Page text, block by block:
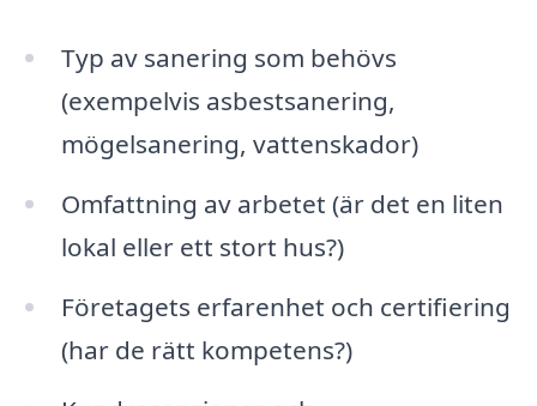
Typ av sanering som behövs
(exempelvis asbestsanering,
mögelsanering, vattenskador)
Omfattning av arbetet (är det en liten
lokal eller ett stort hus?)
Företagets erfarenhet och certifiering
(har de rätt kompetens?)